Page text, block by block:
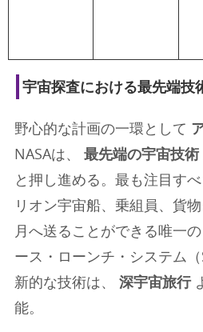
宇宙探査における最先端技
野心的な計画の一環として
NASAは、 最先端の宇宙技術
と押し進める。最も注目す
リオン宇宙船、乗組員、貨
月へ送ることができる唯一
ース・ローンチ・システム
新的な技術は、 深宇宙旅行
能。